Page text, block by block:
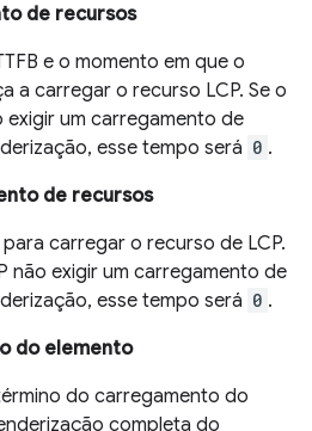
de recursos
e o momento em que o
a carregar o recurso LCP. Se o
exigir um carregamento de
esse tempo será 0 .
de recursos
carregar o recurso de LCP.
não exigir um carregamento de
esse tempo será 0 .
do elemento
do carregamento do
completa do